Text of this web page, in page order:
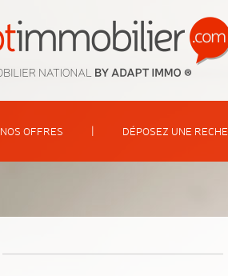
NOS OFFRES | DÉPOSEZ UNE